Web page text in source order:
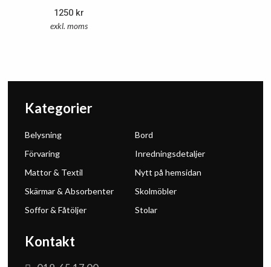
1250 kr
exkl. moms
Kontakt
Kategorier
Belysning
Bord
Förvaring
Inredningsdetaljer
Mattor & Textil
Nytt på hemsidan
Skärmar & Absorbenter
Skolmöbler
Soffor & Fåtöljer
Stolar